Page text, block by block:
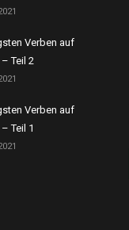
Verben auf
Teil 2
Verben auf
Teil 1